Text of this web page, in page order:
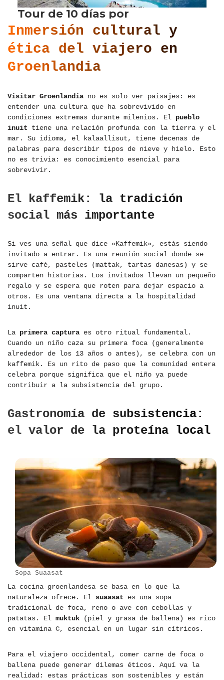
Inmersión cultural y
ética del viajero en
Groenlandia
Visitar Groenlandia no es solo ver paisajes: es
entender una cultura que ha sobrevivido en
condiciones extremas durante milenios. El pueblo
inuit tiene una relación profunda con la tierra y el
mar. Su idioma, el kalaallisut, tiene decenas de
palabras para describir tipos de nieve y hielo. Esto
no es trivia: es conocimiento esencial para
sobrevivir.
El kaffemik: la tradición
social más importante
Si ves una señal que dice «Kaffemik», estás siendo
invitado a entrar. Es una reunión social donde se
sirve café, pasteles (mattak, tartas danesas) y se
comparten historias. Los invitados llevan un pequeño
regalo y se espera que roten para dejar espacio a
otros. Es una ventana directa a la hospitalidad
inuit.
La primera captura es otro ritual fundamental.
Cuando un niño caza su primera foca (generalmente
alrededor de los 13 años o antes), se celebra con un
kaffemik. Es un rito de paso que la comunidad entera
celebra porque significa que el niño ya puede
contribuir a la subsistencia del grupo.
Gastronomía de subsistencia:
el valor de la proteína local
Sopa Suaasat
La cocina groenlandesa se basa en lo que la
naturaleza ofrece. El suaasat es una sopa
tradicional de foca, reno o ave con cebollas y
patatas. El muktuk (piel y grasa de ballena) es rico
en vitamina C, esencial en un lugar sin cítricos.
Para el viajero occidental, comer carne de foca o
ballena puede generar dilemas éticos. Aquí va la
realidad: estas prácticas son sostenibles y están